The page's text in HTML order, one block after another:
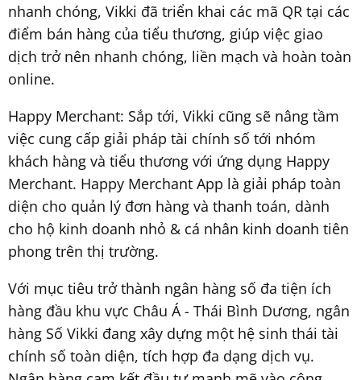
nhanh chóng, Vikki đã triển khai các mã QR tại các
điểm bán hàng của tiểu thương, giúp việc giao
dịch trở nên nhanh chóng, liền mạch và hoàn toàn
online.
Happy Merchant: Sắp tới, Vikki cũng sẽ nâng tầm
việc cung cấp giải pháp tài chính số tới nhóm
khách hàng và tiểu thương với ứng dụng Happy
Merchant. Happy Merchant App là giải pháp toàn
diện cho quản lý đơn hàng và thanh toán, dành
cho hộ kinh doanh nhỏ & cá nhân kinh doanh tiên
phong trên thị trường.
Với mục tiêu trở thành ngân hàng số đa tiện ích
hàng đầu khu vực Châu Á - Thái Bình Dương, ngân
hàng Số Vikki đang xây dựng một hệ sinh thái tài
chính số toàn diện, tích hợp đa dạng dịch vụ.